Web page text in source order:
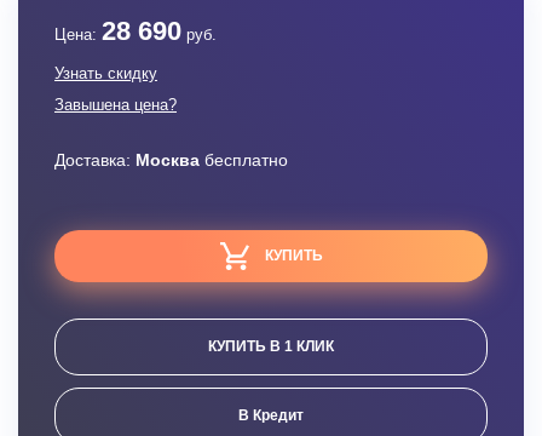
Цена: 28 690 руб.
Узнать скидку
Завышена цена?
Доставка: Москва бесплатно
КУПИТЬ
КУПИТЬ В 1 КЛИК
В Кредит